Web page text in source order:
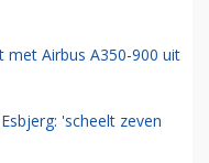
met Airbus A350-900 uit
'scheelt zeven